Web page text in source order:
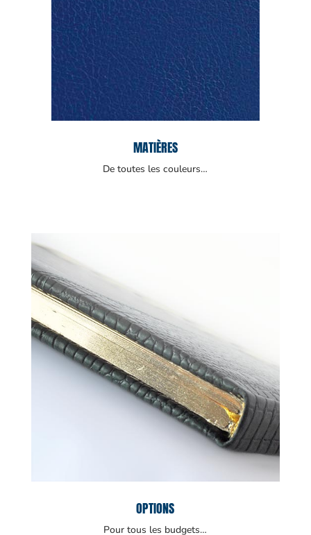
MATIÈRES
De toutes les couleurs…
OPTIONS
Pour tous les budgets…